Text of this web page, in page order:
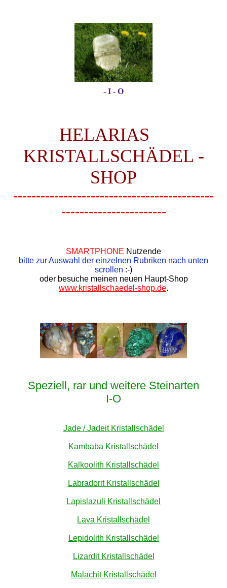
- I - O
HELARIAS
KRISTALLSCHÄDEL -
SHOP
--------------------------------------------
-----------------------
SMARTPHONE Nutzende
bitte zur Auswahl der einzelnen Rubriken nach unten
scrollen :-)
oder besuche meinen neuen Haupt-Shop
www.kristallschaedel-shop.de.
Speziell, rar und weitere Steinarten
I-O
Jade / Jadeit Kristallschädel
Kambaba Kristallschädel
Kalkoolith Kristallschädel
Labradorit Kristallschädel
Lapislazuli Kristallschädel
Lava Kristallschädel
Lepidolith Kristallschädel
Lizardit Kristallschädel
Malachit Kristallschädel